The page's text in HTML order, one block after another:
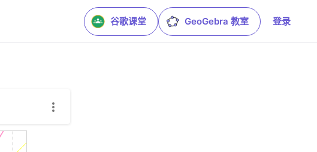
谷歌课堂 GeoGebra 教室 登录